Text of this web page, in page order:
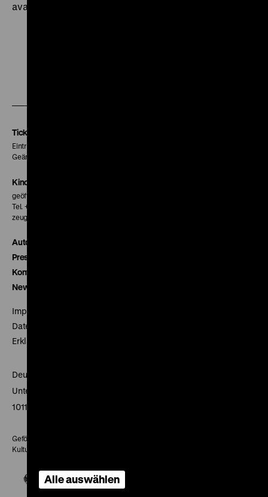
avancierte. (lf)
Tickets
Eintritt 5 €
Geänderte Preise sind im Programm vermerkt.
Kinokasse
geöffnet 30 Minuten vor Beginn der ersten Vorstellung
Tel. + 49 30 20304-770
zeughauskino@dhm.de
Autor*innen
Presse
Kontakt
Newsletter
Impressum
Datenschutz
Erklärung digitale Barrierefreiheit
Deutsches Historisches Museum
Unter den Linden 2
10117 Berlin
Gefördert mit Mitteln des Beauftragten der Bundesregierung für
Kultur und Medien
Alle auswählen